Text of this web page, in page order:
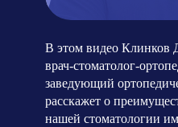
В этом видео Клинков
врач-стоматолог-
заведующий
расскажет о
нашей стоматологии